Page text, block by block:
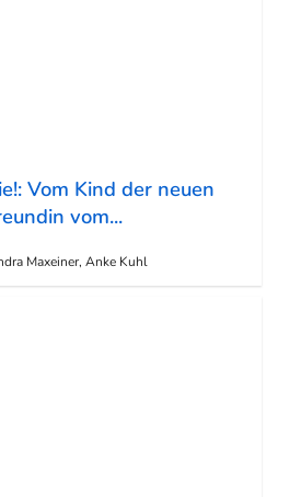
Vom Kind der neuen
vom...
Maxeiner, Anke Kuhl